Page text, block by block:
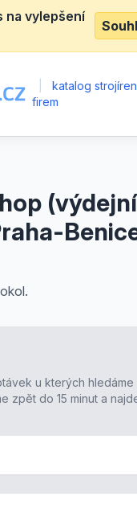
na vylepšení
katalog
firem
(výdejní
u kterých hledáme
zpět do 15 minut a